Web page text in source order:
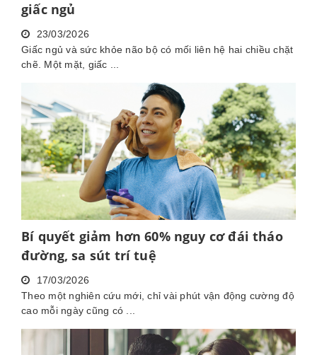
giấc ngủ
23/03/2026
Giấc ngủ và sức khỏe não bộ có mối liên hệ hai chiều chặt
chẽ. Một mặt, giấc ...
Bí quyết giảm hơn 60% nguy cơ đái tháo
đường, sa sút trí tuệ
17/03/2026
Theo một nghiên cứu mới, chỉ vài phút vận động cường độ
cao mỗi ngày cũng có ...